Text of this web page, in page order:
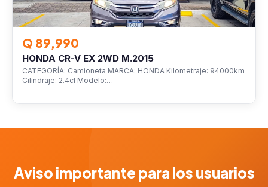
Q 89,990
HONDA CR-V EX 2WD M.2015
CATEGORÍA: Camioneta MARCA: HONDA Kilometraje: 94000km
Cilindraje: 2.4cl Modelo:…
Aviso importante para los usuarios